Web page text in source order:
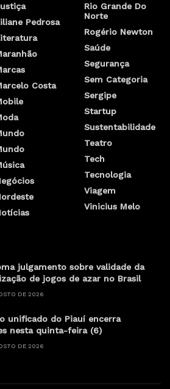
Pedrosa
Costa
Rio Grande Do
Norte
Rogério Newton
Saúde
Segurança
Sem Categoria
Sergipe
Startup
Sustentabilidade
Teatro
Tech
Tecnologia
Viagem
Vinicius Melo
julgamento sobre validade da
de jogos de azar no Brasil
DE 2026
unificado do Piauí encerra
nesta quinta-feira (6)
DE 2026